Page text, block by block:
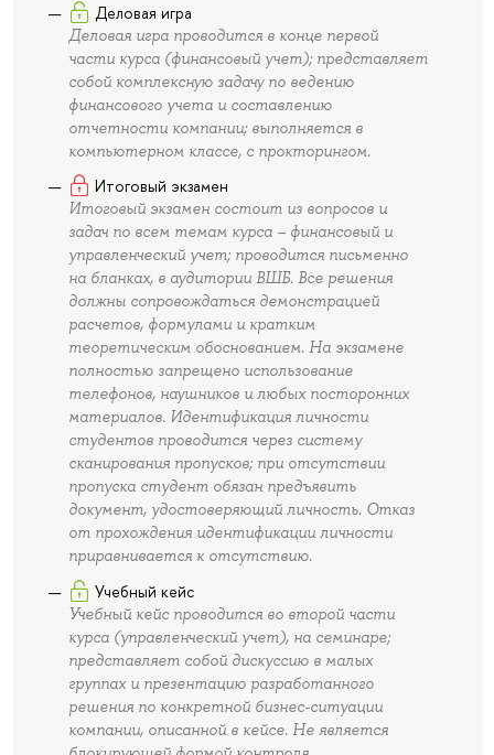
Деловая игра
Деловая игра проводится в конце первой
части курса (финансовый учет); представляет
собой комплексную задачу по ведению
финансового учета и составлению
отчетности компании; выполняется в
компьютерном классе, с прокторингом.
Итоговый экзамен
Итоговый экзамен состоит из вопросов и
задач по всем темам курса – финансовый и
управленческий учет; проводится письменно
на бланках, в аудитории ВШБ. Все решения
должны сопровождаться демонстрацией
расчетов, формулами и кратким
теоретическим обоснованием. На экзамене
полностью запрещено использование
телефонов, наушников и любых посторонних
материалов. Идентификация личности
студентов проводится через систему
сканирования пропусков; при отсутствии
пропуска студент обязан предъявить
документ, удостоверяющий личность. Отказ
от прохождения идентификации личности
приравнивается к отсутствию.
Учебный кейс
Учебный кейс проводится во второй части
курса (управленческий учет), на семинаре;
представляет собой дискуссию в малых
группах и презентацию разработанного
решения по конкретной бизнес-ситуации
компании, описанной в кейсе. Не является